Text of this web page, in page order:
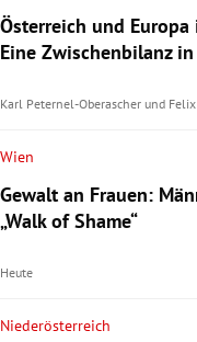
Österreich und
Eine Zwischenbilanz
Karl Peternel-Oberascher und
Wien
Gewalt an Frauen:
„Walk of Shame“
Heute
Niederösterreich